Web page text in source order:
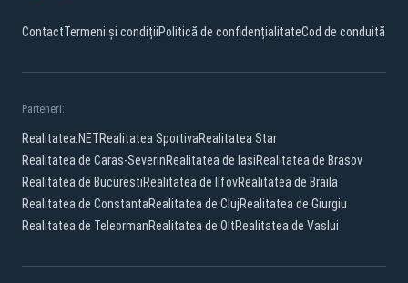
ContactTermeni și condițiiPolitică de confidențialitateCod de conduită
Parteneri:
Realitatea.NETRealitatea SportivaRealitatea Star
Realitatea de Caras-SeverinRealitatea de IasiRealitatea de Brasov
Realitatea de BucurestiRealitatea de IlfovRealitatea de Braila
Realitatea de ConstantaRealitatea de ClujRealitatea de Giurgiu
Realitatea de TeleormanRealitatea de OltRealitatea de Vaslui